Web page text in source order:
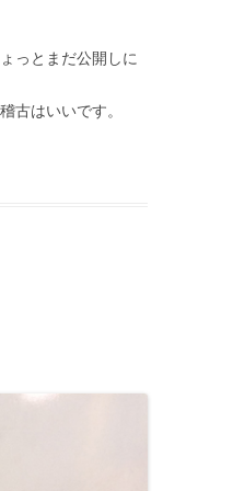
っとまだ公開しに
古はいいです。